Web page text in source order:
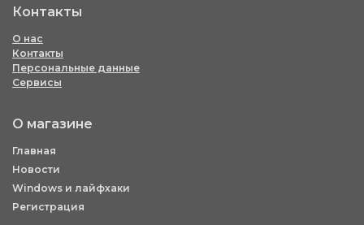
Контакты
О нас
Контакты
Персональные данные
Сервисы
О магазине
Главная
Новости
Windows и лайфхаки
Регистрация